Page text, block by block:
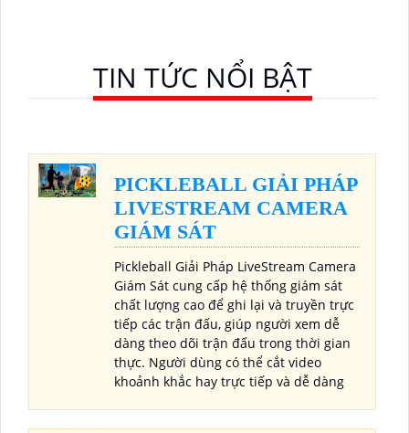
TIN TỨC NỔI BẬT
PICKLEBALL GIẢI PHÁP
LIVESTREAM CAMERA
GIÁM SÁT
Pickleball Giải Pháp LiveStream Camera
Giám Sát cung cấp hệ thống giám sát
chất lượng cao để ghi lại và truyền trực
tiếp các trận đấu, giúp người xem dễ
dàng theo dõi trận đấu trong thời gian
thực. Người dùng có thể cắt video
khoảnh khắc hay trực tiếp và dễ dàng